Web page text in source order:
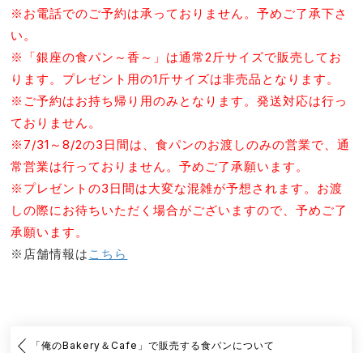
※お電話でのご予約は承っておりません。予めご了承下さ
い。
※「銀座の食パン～香～」は通常2斤サイズで販売してお
ります。プレゼント用の1斤サイズは非売品となります。
※ご予約はお持ち帰り用のみとなります。発送対応は行っ
ておりません。
※7/31～8/2の3日間は、食パンのお渡しのみの営業で、通
常営業は行っておりません。予めご了承願います。
※プレゼントの3日間は大変な混雑が予想されます。お渡
しの際にお待ちいただく場合がございますので、予めご了
承願います。
※店舗情報は こちら
「俺のBakery＆Cafe」で販売する食パンについて